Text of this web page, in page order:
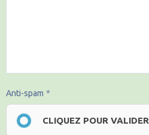
Anti-spam
CLIQUEZ POUR VALIDER